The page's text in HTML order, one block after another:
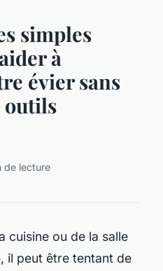
simples
à
évier sans
outils
de lecture
cuisine ou de la salle
il peut être tentant de